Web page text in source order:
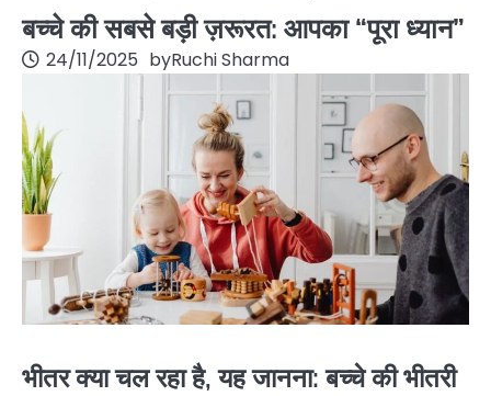
बच्चे की सबसे बड़ी ज़रूरत: आपका “पूरा ध्यान”
24/11/2025 byRuchi Sharma
भीतर क्या चल रहा है, यह जानना: बच्चे की भीतरी